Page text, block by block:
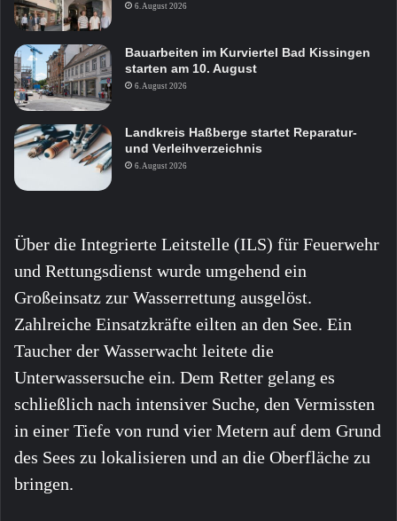
6. August 2026
Bauarbeiten im Kurviertel Bad Kissingen
starten am 10. August
6. August 2026
Landkreis Haßberge startet Reparatur-
und Verleihverzeichnis
6. August 2026
Über die Integrierte Leitstelle (ILS) für Feuerwehr
und Rettungsdienst wurde umgehend ein
Großeinsatz zur Wasserrettung ausgelöst.
Zahlreiche Einsatzkräfte eilten an den See. Ein
Taucher der Wasserwacht leitete die
Unterwassersuche ein. Dem Retter gelang es
schließlich nach intensiver Suche, den Vermissten
in einer Tiefe von rund vier Metern auf dem Grund
des Sees zu lokalisieren und an die Oberfläche zu
bringen.